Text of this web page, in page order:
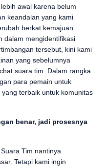
awal karena belum
keandalan yang kami
berkat kemajuan
dalam mengidentifikasi
tersebut, kini kami
yang sebelumnya
suara tim. Dalam rangka
para pemain untuk
terbaik untuk komunitas
benar, jadi prosesnya
Tim nantinya
Tetapi kami ingin